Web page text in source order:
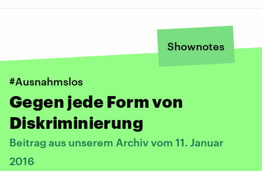
Shownotes
#Ausnahmslos
Gegen jede Form von
Diskriminierung
Beitrag aus unserem Archiv vom 11. Januar
2016